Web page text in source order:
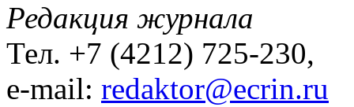
Редакция журнала
Тел. +7 (4212) 725-230,
e-mail: redaktor@ecrin.ru